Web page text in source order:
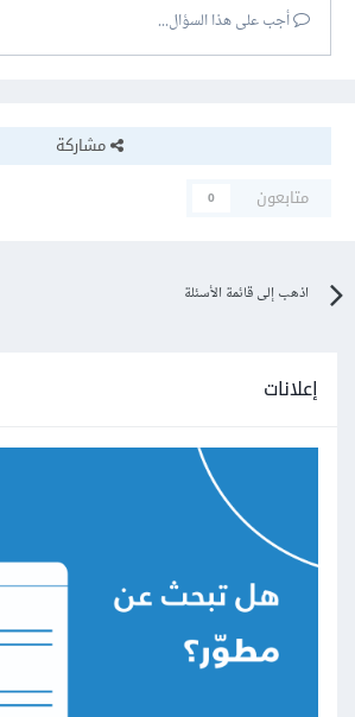
أجب على هذا السؤال...
مشاركة
متابعون
0
اذهب إلى قائمة الأسئلة
إعلانات